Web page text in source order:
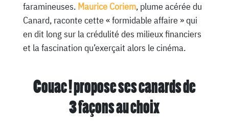
faramineuses. Maurice Coriem, plume acérée du
Canard, raconte cette « formidable affaire » qui
en dit long sur la crédulité des milieux financiers
et la fascination qu’exerçait alors le cinéma.
Couac ! propose ses canards de
3 façons au choix